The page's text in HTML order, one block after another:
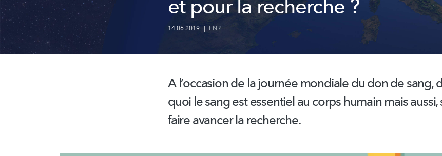
et pour la recherche ?
14.06.2019 | FNR
A l’occasion de la journée mondiale du don de sang,
quoi le sang est essentiel au corps humain mais
faire avancer la recherche.